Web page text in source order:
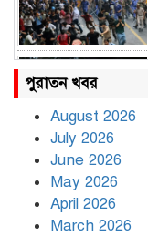
পুরাতন খবর
August 2026
July 2026
June 2026
May 2026
April 2026
March 2026